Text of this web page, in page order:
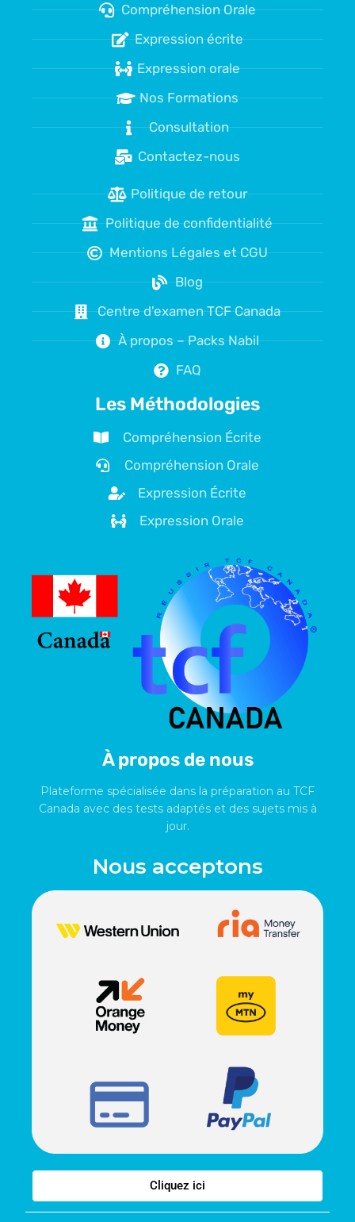
Compréhension Orale
Expression écrite
Expression orale
Nos Formations
Consultation
Contactez-nous
Politique de retour
Politique de confidentialité
Mentions Légales et CGU
Blog
Centre d'examen TCF Canada
À propos – Packs Nabil
FAQ
Les Méthodologies
Compréhension Écrite
Compréhension Orale
Expression Écrite
Expression Orale
À propos de nous
Plateforme spécialisée dans la préparation au TCF
Canada avec des tests adaptés et des sujets mis à
jour.
Nous acceptons
Cliquez ici